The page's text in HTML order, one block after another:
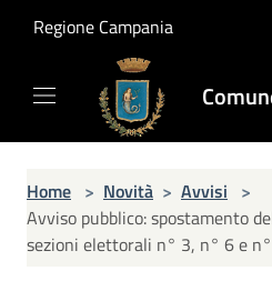
Regione Campania
Home > Novità > Avvisi >
Avviso pubblico: spostamento
sezioni elettorali n° 3, n° 6 e